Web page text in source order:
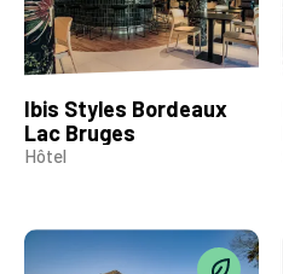
Ibis Styles Bordeaux
Lac Bruges
Hôtel